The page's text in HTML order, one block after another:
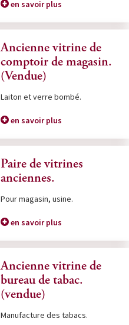
en savoir plus
Ancienne vitrine de
comptoir de magasin.
(Vendue)
Laiton et verre bombé.
en savoir plus
Paire de vitrines
anciennes.
Pour magasin, usine.
en savoir plus
Ancienne vitrine de
bureau de tabac.
(vendue)
Manufacture des tabacs.